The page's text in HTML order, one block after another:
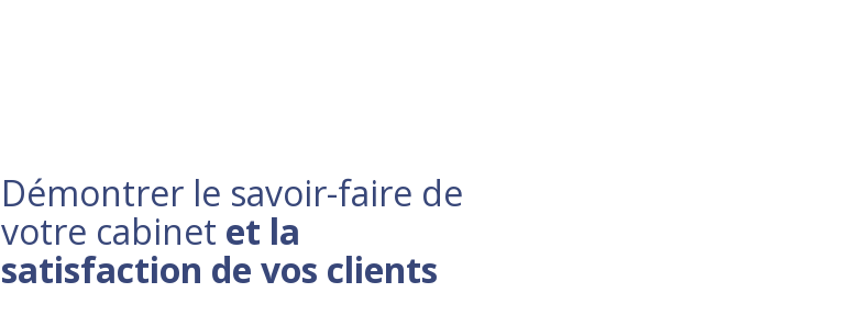
Démontrer le savoir-faire de
votre cabinet et la
satisfaction de vos clients